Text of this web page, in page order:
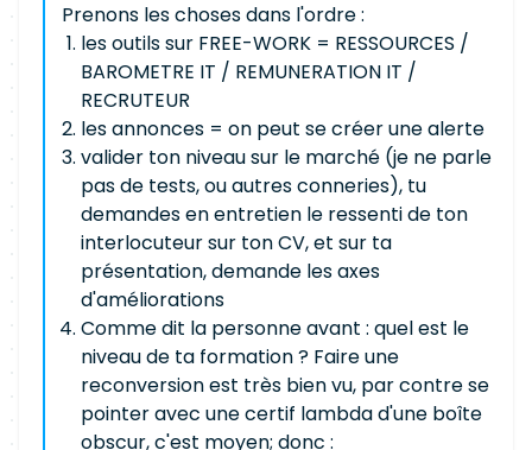
Prenons les choses dans l'ordre :
les outils sur FREE-WORK = RESSOURCES /
BAROMETRE IT / REMUNERATION IT /
RECRUTEUR
les annonces = on peut se créer une alerte
valider ton niveau sur le marché (je ne parle
pas de tests, ou autres conneries), tu
demandes en entretien le ressenti de ton
interlocuteur sur ton CV, et sur ta
présentation, demande les axes
d'améliorations
Comme dit la personne avant : quel est le
niveau de ta formation ? Faire une
reconversion est très bien vu, par contre se
pointer avec une certif lambda d'une boîte
obscur, c'est moyen; donc :